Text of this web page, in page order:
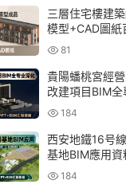
三層住宅樓建
模型+CAD圖紙
下載
81
貴陽蟠桃宮經
改建項目BIM全
資料下載：含模
PPT及演示視頻
184
西安地鐵16号
基地BIM應用資
含BIM模型、彙
演示視頻
184